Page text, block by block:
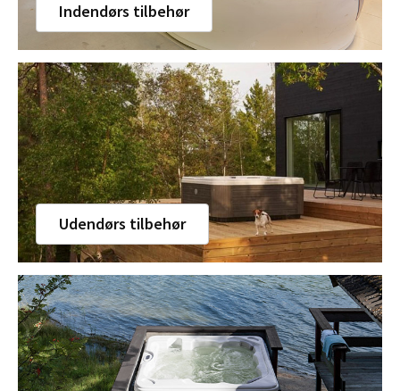
Indendørs tilbehør
Udendørs tilbehør